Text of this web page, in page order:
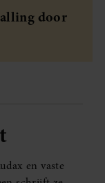
door
en vaste